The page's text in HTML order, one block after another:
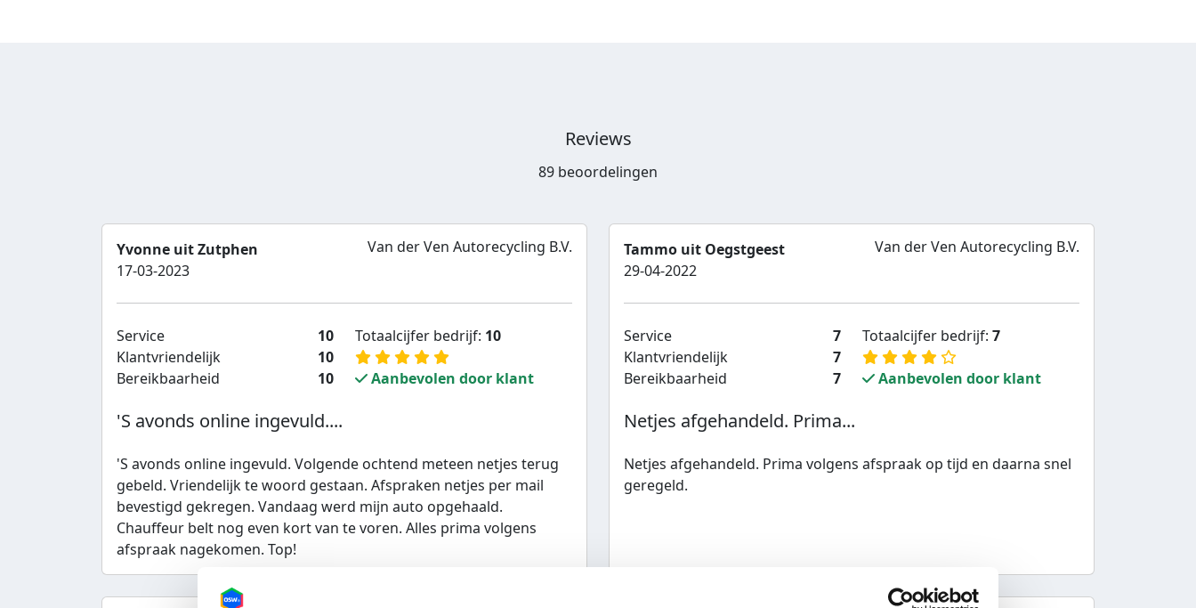
Reviews
89 beoordelingen
Yvonne uit Zutphen
17-03-2023
Van der Ven Autorecycling B.V.
Service
10
Klantvriendelijk
10
Bereikbaarheid
10
Totaalcijfer bedrijf: 10
Aanbevolen door klant
'S avonds online ingevuld....
'S avonds online ingevuld. Volgende ochtend meteen netjes terug
gebeld. Vriendelijk te woord gestaan. Afspraken netjes per mail
bevestigd gekregen. Vandaag werd mijn auto opgehaald.
Chauffeur belt nog even kort van te voren. Alles prima volgens
afspraak nagekomen. Top!
Tammo uit Oegstgeest
29-04-2022
Van der Ven Autorecycling B.V.
Service
7
Klantvriendelijk
7
Bereikbaarheid
7
Totaalcijfer bedrijf: 7
Aanbevolen door klant
Netjes afgehandeld. Prima...
Netjes afgehandeld. Prima volgens afspraak op tijd en daarna snel
geregeld.